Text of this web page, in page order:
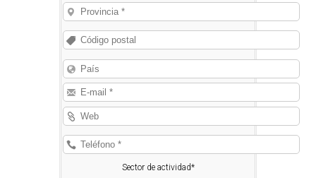
Sector de actividad*